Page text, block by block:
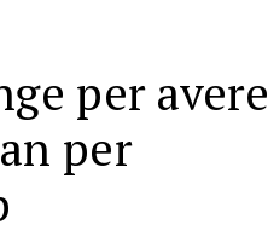
per avere
per